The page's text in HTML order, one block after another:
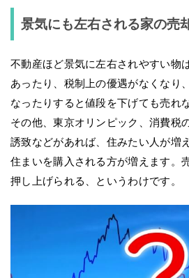
景気にも左右される家の売
不動産ほど景気に左右されやすい物
あったり、税制上の優遇がなくなり
なったりすると値段を下げても売れ
その他、東京オリンピック、消費税
誘致などがあれば、住みたい人が増
住まいを購入される方が増えます。
押し上げられる、というわけです。